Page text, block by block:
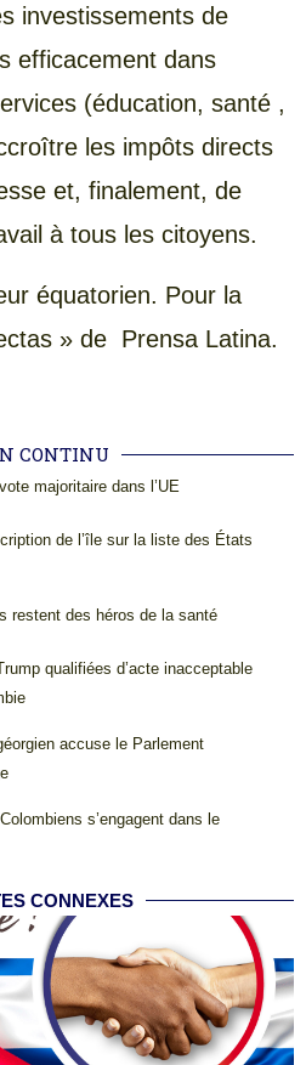
investissements de
efficacement dans
(éducation, santé ,
les impôts directs
et, finalement, de
à tous les citoyens.
équatorien. Pour la
» de Prensa Latina.
CONTINU
majoritaire dans l’UE
de l’île sur la liste des États
restent des héros de la santé
qualifiées d’acte inacceptable
accuse le Parlement
s’engagent dans le
CONNEXES